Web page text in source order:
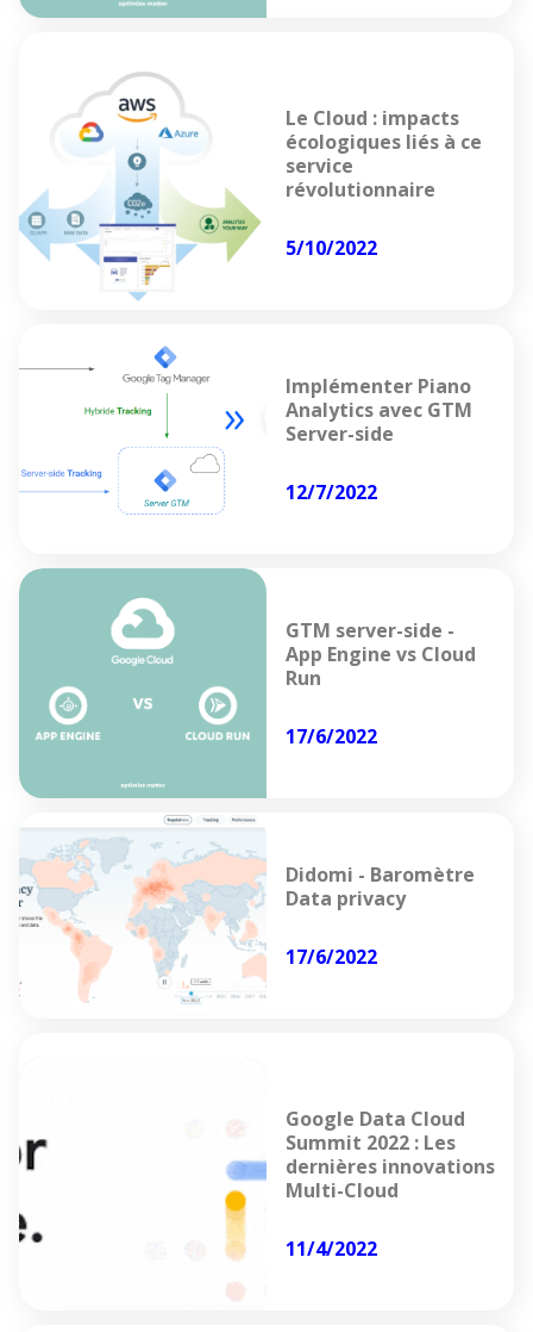
Le Cloud : impacts
écologiques liés à ce
service
révolutionnaire
5/10/2022
Implémenter Piano
Analytics avec GTM
Server-side
12/7/2022
GTM server-side -
App Engine vs Cloud
Run
17/6/2022
Didomi - Baromètre
Data privacy
17/6/2022
Google Data Cloud
Summit 2022 : Les
dernières innovations
Multi-Cloud
11/4/2022